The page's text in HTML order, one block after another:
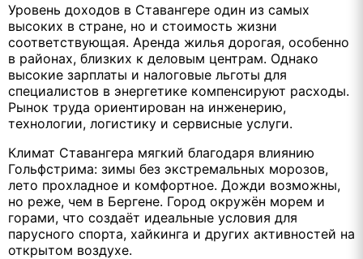
Уровень доходов в Ставангере один из самых
высоких в стране, но и стоимость жизни
соответствующая. Аренда жилья дорогая, особенно
в районах, близких к деловым центрам. Однако
высокие зарплаты и налоговые льготы для
специалистов в энергетике компенсируют расходы.
Рынок труда ориентирован на инженерию,
технологии, логистику и сервисные услуги.
Климат Ставангера мягкий благодаря влиянию
Гольфстрима: зимы без экстремальных морозов,
лето прохладное и комфортное. Дожди возможны,
но реже, чем в Бергене. Город окружён морем и
горами, что создаёт идеальные условия для
парусного спорта, хайкинга и других активностей на
открытом воздухе.